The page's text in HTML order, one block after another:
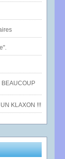
KLAXON !!!